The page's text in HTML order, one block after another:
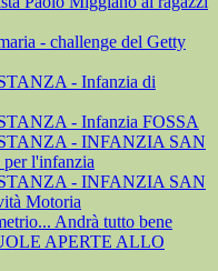
- challenge del Getty
- Infanzia di
- Infanzia FOSSA
- INFANZIA SAN
l'infanzia
- INFANZIA SAN
Motoria
Andrà tutto bene
APERTE ALLO